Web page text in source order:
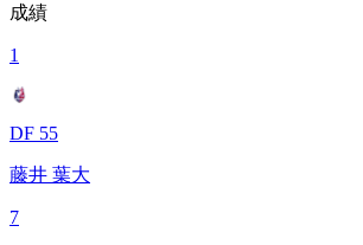
成績
1
DF 55
藤井 葉大
7